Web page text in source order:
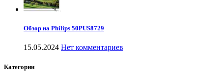
Обзор на Philips 50PUS8729
15.05.2024 Нет комментариев
Категории